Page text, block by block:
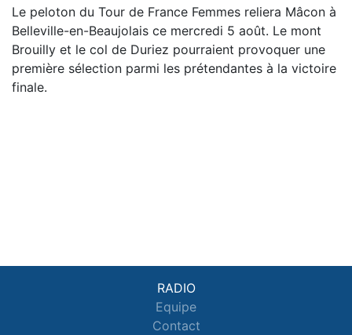
Le peloton du Tour de France Femmes reliera Mâcon à
Belleville-en-Beaujolais ce mercredi 5 août. Le mont
Brouilly et le col de Duriez pourraient provoquer une
première sélection parmi les prétendantes à la victoire
finale.
RADIO
Equipe
Contact